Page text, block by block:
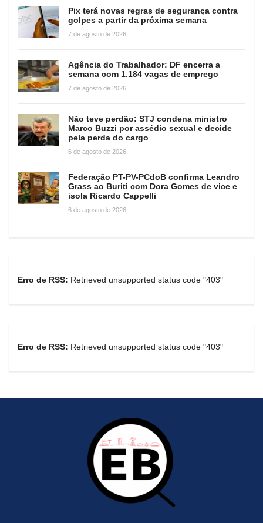
Pix terá novas regras de segurança contra
golpes a partir da próxima semana
7 de agosto de 2026
Agência do Trabalhador: DF encerra a
semana com 1.184 vagas de emprego
7 de agosto de 2026
Não teve perdão: STJ condena ministro
Marco Buzzi por assédio sexual e decide
pela perda do cargo
6 de agosto de 2026
Federação PT-PV-PCdoB confirma Leandro
Grass ao Buriti com Dora Gomes de vice e
isola Ricardo Cappelli
6 de agosto de 2026
Erro de RSS: Retrieved unsupported status code "403"
Erro de RSS: Retrieved unsupported status code "403"